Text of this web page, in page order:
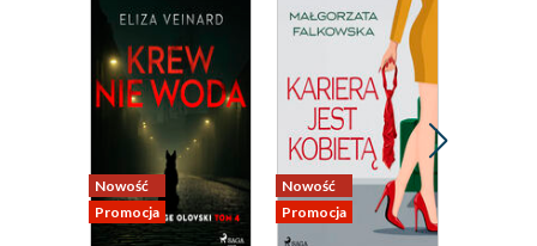
Nowość
Promocja
Nowość
Promocja